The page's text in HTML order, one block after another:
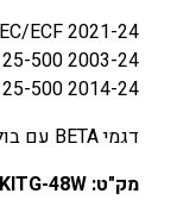
H
U
S
Y
/
ECF 2021-24
500 2003-24
500 2014-24
דגמי BETA עם בולם 48 זאקס ( לא מתאים KYB )
מק"ט: SKF KITG-48W